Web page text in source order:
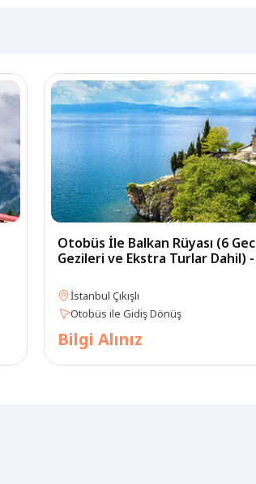
Otobüs İle Balkan Rüyası (6
Gezileri ve Ekstra Turlar Dahil)
İstanbul Çıkışlı
Otobüs ile Gidiş Dönüş
Bilgi Alınız